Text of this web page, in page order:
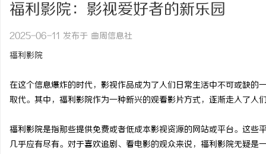
福利影院：影视爱好者的新乐园
2025-06-11 发布于 曲周信息社
福利影院
在这个信息爆炸的时代，影视作品成为了人们日常生活中不可或缺
取代。其中，福利影院作为一种新兴的观看影片方式，逐渐走入了人
福利影院是指那些提供免费或者低成本影视资源的网站或平台。这
几乎应有尽有。对于喜欢追剧、看电影的观众来说，福利影院无疑